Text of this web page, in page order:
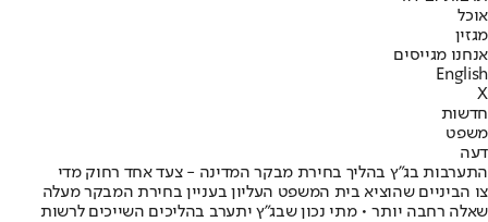
אוכל
מגזין
אנחנו מגייסים
English
X
חדשות
משפט
דעה
התערבות בג"ץ בהליך בחירת מבקר המדינה - צעד אחד רחוק מדי
צו הביניים שהוציא בית המשפט העליון בעניין בחירת המבקר מעלה
שאלה רחבה יותר • מתי נכון שבג"ץ יתערב בהליכים השייכים לרשות